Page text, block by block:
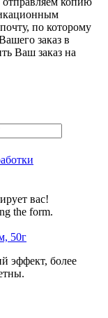
по которому
заказ в
Ваш заказ на
вас!
the form.
50г
эффект, более